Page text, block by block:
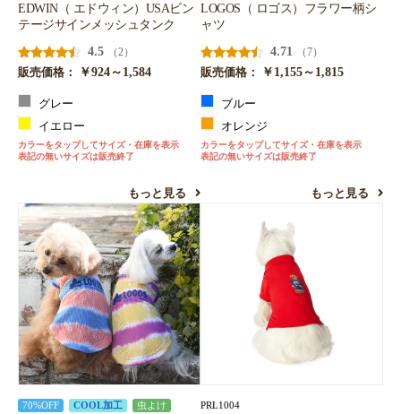
EDWIN（ エドウィン）USAビン
テージサインメッシュタンク
4.5
（2）
販売価格：
￥924～1,584
グレー
イエロー
カラーをタップしてサイズ・在庫を表示
表記の無いサイズは販売終了
もっと見る
LOGOS（ ロゴス）フラワー柄シ
ャツ
4.71
（7）
販売価格：
￥1,155～1,815
ブルー
オレンジ
カラーをタップしてサイズ・在庫を表示
表記の無いサイズは販売終了
もっと見る
70%OFF COOL加工
虫よけ
PRL1004